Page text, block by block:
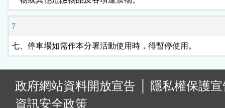
7
七、停車場如需作本分署活動使用時，得暫停使用。
政府網站資料開放宣告
隱私權保護
資訊安全政策